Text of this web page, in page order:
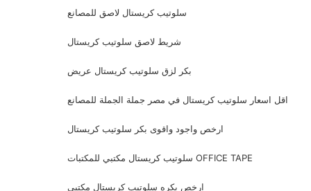
سلوتيب كريستال لاصق للمصانع
شريط لاصق سلوتيب كريستال
بكر لزق سلوتيب كريستال عريض
اقل اسعار سلوتيب كريستال في مصر جملة الجملة للمصانع
ارخص واجود واقوى بكر سلوتيب كريستال
سلوتيب كريستال مكتبي للمكتبات OFFICE TAPE
ارخص بكره سلوتيب كريستال مكتبي